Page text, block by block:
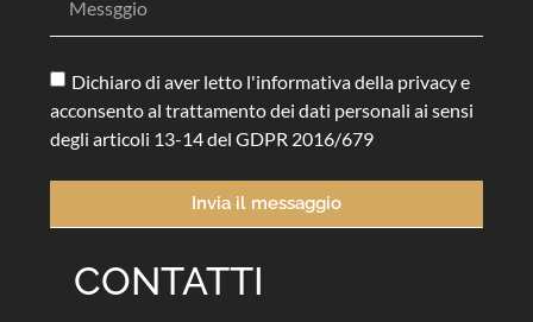
Dichiaro di aver letto l'informativa della privacy e
acconsento al trattamento dei dati personali ai sensi
degli articoli 13-14 del GDPR 2016/679
Invia il messaggio
CONTATTI